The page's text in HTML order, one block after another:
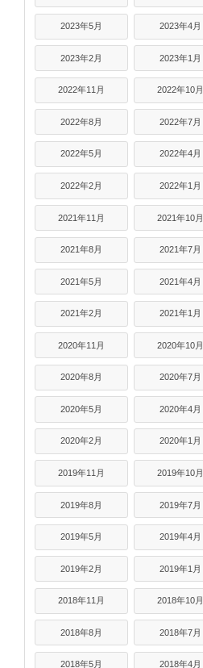
2023年5月 2023年4月
2023年2月 2023年1月
2022年11月 2022年10月
2022年8月 2022年7月
2022年5月 2022年4月
2022年2月 2022年1月
2021年11月 2021年10月
2021年8月 2021年7月
2021年5月 2021年4月
2021年2月 2021年1月
2020年11月 2020年10月
2020年8月 2020年7月
2020年5月 2020年4月
2020年2月 2020年1月
2019年11月 2019年10月
2019年8月 2019年7月
2019年5月 2019年4月
2019年2月 2019年1月
2018年11月 2018年10月
2018年8月 2018年7月
2018年5月 2018年4月